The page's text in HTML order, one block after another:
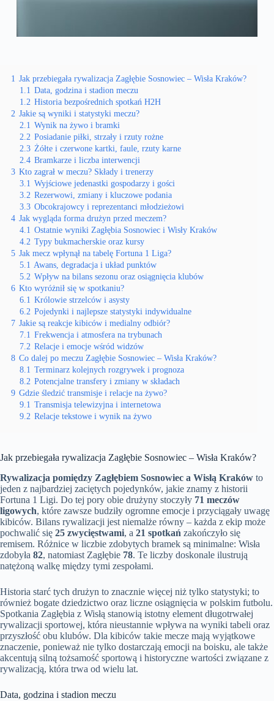
1 Jak przebiegała rywalizacja Zagłębie Sosnowiec – Wisła Kraków?
1.1 Data, godzina i stadion meczu
1.2 Historia bezpośrednich spotkań H2H
2 Jakie są wyniki i statystyki meczu?
2.1 Wynik na żywo i bramki
2.2 Posiadanie piłki, strzały i rzuty rożne
2.3 Żółte i czerwone kartki, faule, rzuty karne
2.4 Bramkarze i liczba interwencji
3 Kto zagrał w meczu? Składy i trenerzy
3.1 Wyjściowe jedenastki gospodarzy i gości
3.2 Rezerwowi, zmiany i kluczowe podania
3.3 Obcokrajowcy i reprezentanci młodzieżowi
4 Jak wygląda forma drużyn przed meczem?
4.1 Ostatnie wyniki Zagłębia Sosnowiec i Wisły Kraków
4.2 Typy bukmacherskie oraz kursy
5 Jak mecz wpłynął na tabelę Fortuna 1 Liga?
5.1 Awans, degradacja i układ punktów
5.2 Wpływ na bilans sezonu oraz osiągnięcia klubów
6 Kto wyróżnił się w spotkaniu?
6.1 Królowie strzelców i asysty
6.2 Pojedynki i najlepsze statystyki indywidualne
7 Jakie są reakcje kibiców i medialny odbiór?
7.1 Frekwencja i atmosfera na trybunach
7.2 Relacje i emocje wśród widzów
8 Co dalej po meczu Zagłębie Sosnowiec – Wisła Kraków?
8.1 Terminarz kolejnych rozgrywek i prognoza
8.2 Potencjalne transfery i zmiany w składach
9 Gdzie śledzić transmisje i relacje na żywo?
9.1 Transmisja telewizyjna i internetowa
9.2 Relacje tekstowe i wynik na żywo
Jak przebiegała rywalizacja Zagłębie Sosnowiec – Wisła Kraków?
Rywalizacja pomiędzy Zagłębiem Sosnowiec a Wisłą Kraków to
jeden z najbardziej zaciętych pojedynków, jakie znamy z historii
Fortuna 1 Ligi. Do tej pory obie drużyny stoczyły 71 meczów
ligowych, które zawsze budziły ogromne emocje i przyciągały uwagę
kibiców. Bilans rywalizacji jest niemalże równy – każda z ekip może
pochwalić się 25 zwycięstwami, a 21 spotkań zakończyło się
remisem. Różnice w liczbie zdobytych bramek są minimalne: Wisła
zdobyła 82, natomiast Zagłębie 78. Te liczby doskonale ilustrują
natężoną walkę między tymi zespołami.
Historia starć tych drużyn to znacznie więcej niż tylko statystyki; to
również bogate dziedzictwo oraz liczne osiągnięcia w polskim futbolu.
Spotkania Zagłębia z Wisłą stanowią istotny element długotrwałej
rywalizacji sportowej, która nieustannie wpływa na wyniki tabeli oraz
przyszłość obu klubów. Dla kibiców takie mecze mają wyjątkowe
znaczenie, ponieważ nie tylko dostarczają emocji na boisku, ale także
akcentują silną tożsamość sportową i historyczne wartości związane z
rywalizacją, która trwa od wielu lat.
Data, godzina i stadion meczu